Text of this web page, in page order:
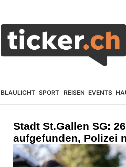
BLAULICHT SPORT REISEN EVENTS
Stadt St.Gallen SG:
aufgefunden, Polizei